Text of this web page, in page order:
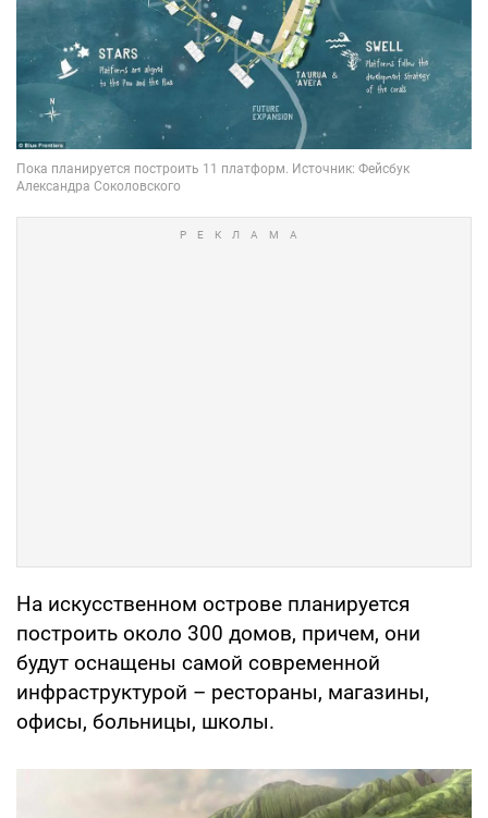
На искусственном острове планируется
построить около 300 домов, причем, они
будут оснащены самой современной
инфраструктурой – рестораны, магазины,
офисы, больницы, школы.